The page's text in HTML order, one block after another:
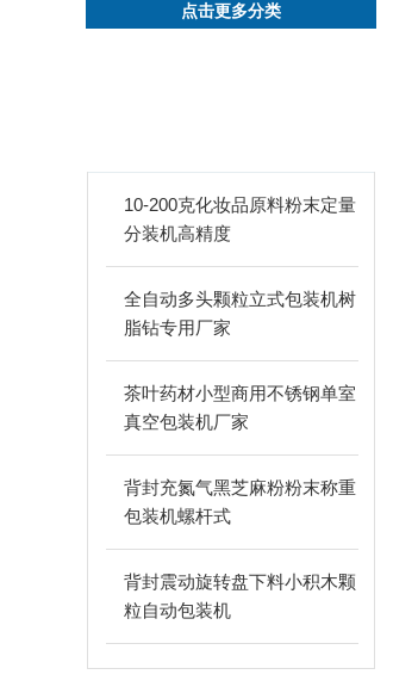
点击更多分类
10-200克化妆品原料粉末定量
分装机高精度
全自动多头颗粒立式包装机树
脂钻专用厂家
茶叶药材小型商用不锈钢单室
真空包装机厂家
背封充氮气黑芝麻粉粉末称重
包装机螺杆式
背封震动旋转盘下料小积木颗
粒自动包装机